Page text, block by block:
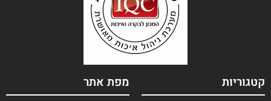
קטגוריות מפת אתר